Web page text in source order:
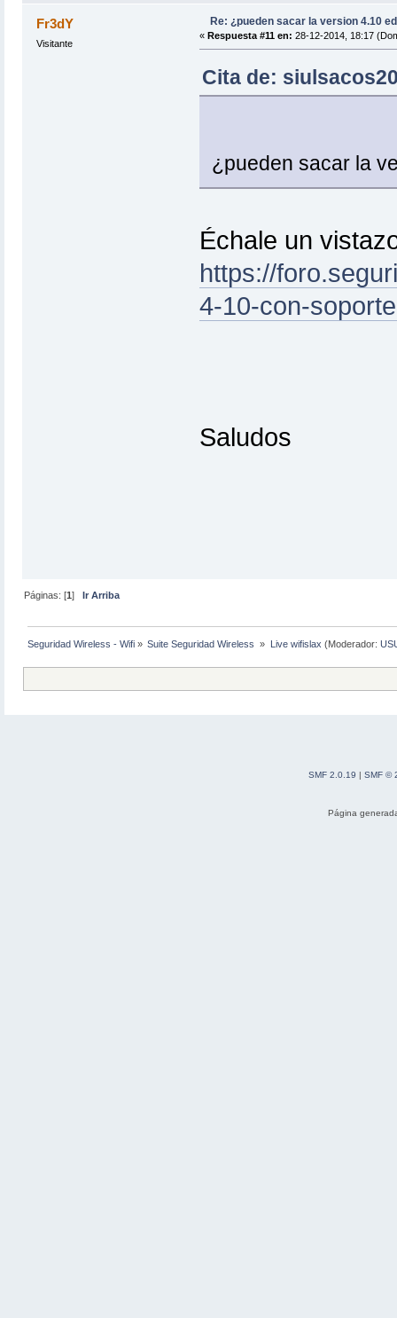
Fr3dY
Visitante
Re: ¿pueden sacar la version 4.10
« Respuesta #11 en: 28-12-2014, 18:17
Cita de:
¿pueden sacar la
Échale un
https://
4-10-con-
Saludos
Páginas: [1]Ir Arriba
Seguridad Wireless - Wifi » Suite Seguridad Wireless » Live wifislax (Moderador:
SMF 2.0.19 | SMF ©
Página